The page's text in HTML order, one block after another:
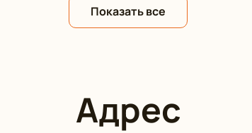
Показать все
Адрес